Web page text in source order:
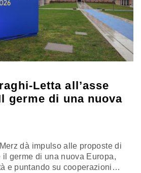
all’asse
germe di una nuova
dà impulso alle proposte di
il germe di una nuova Europa,
e puntando su cooperazioni